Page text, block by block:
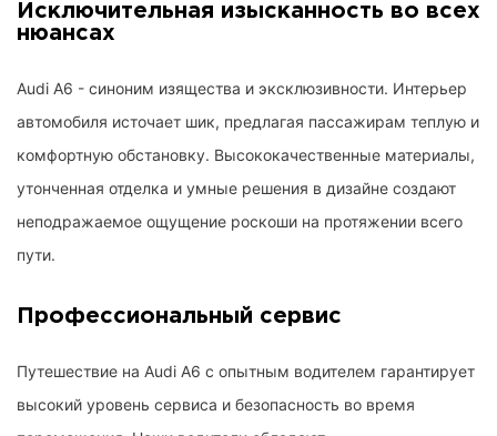
Исключительная изысканность во всех
нюансах
Audi A6 - синоним изящества и эксклюзивности. Интерьер
автомобиля источает шик, предлагая пассажирам теплую и
комфортную обстановку. Высококачественные материалы,
утонченная отделка и умные решения в дизайне создают
неподражаемое ощущение роскоши на протяжении всего
пути.
Профессиональный сервис
Путешествие на Audi A6 с опытным водителем гарантирует
высокий уровень сервиса и безопасность во время